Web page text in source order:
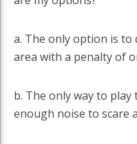
a. The only option is
area with a penalty of
b. The only way to
enough noise to scare